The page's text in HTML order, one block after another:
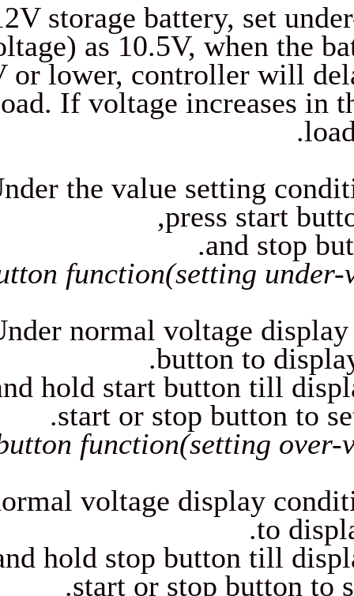
For 12V storage battery,
voltage) as 10.5V,
10.5V or lower,
off load. If voltage
Under the value
press
Start button
Under normal
button
Press and hold start
start or stop
Stop button
Under normal voltage
Press and hold stop
start or stop